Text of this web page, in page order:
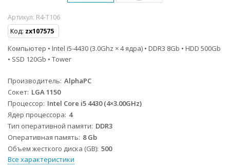
Артикул: R4-T106
Код: zx107575
Компьютер • Intel i5-4430 (3.0Ghz × 4 ядра) • DDR3 8Gb • HDD 500Gb
• SSD 120Gb • Tower
Производитель AlphaPC
Сокет LGA 1150
Процессор Intel Core i5 4430 (4×3.00GHz)
Ядер процессора 4
Тип оперативной памяти DDR3
Оперативная память 8 Gb
Объем жесткого диска (GB) 500
Все характеристики